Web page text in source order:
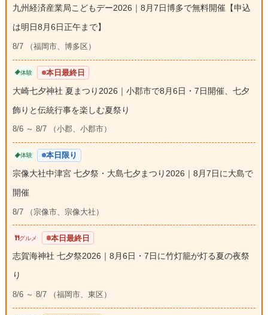
九州経済産業局こどもデー2026｜8月7日博多で無料開催【申込
は明日8月6日正午まで】
8/7 （福岡市、博多区）
体験 本日最終日
大崎七夕神社 夏まつり2026｜小郡市で8月6日・7日開催、七夕
飾りと伝統行事を楽しむ夏祭り
8/6 ～ 8/7 （小郡、小郡市）
体験 本日限り
宗像大社中津宮 七夕祭・大島七夕まつり2026｜8月7日に大島で
開催
8/7 （宗像市、宗像大社）
グルメ 本日最終日
志賀海神社 七夕祭2026｜8月6日・7日に竹灯籠が灯る夏の夜祭
り
8/6 ～ 8/7 （福岡市、東区）